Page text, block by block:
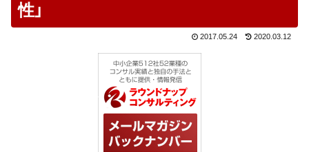
性」
2017.05.24 2020.03.12